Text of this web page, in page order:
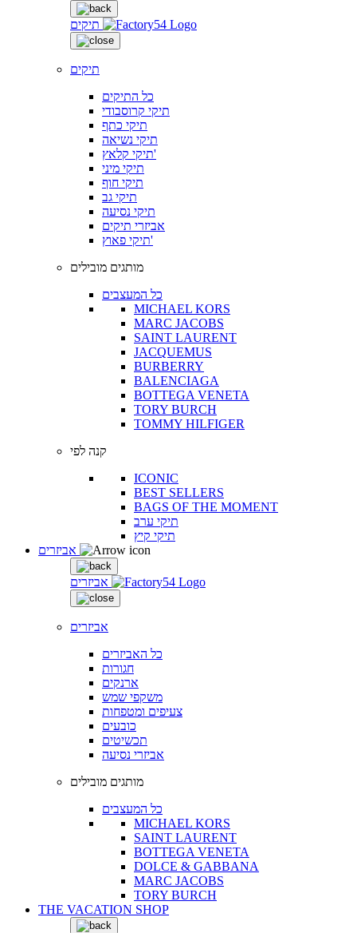
תיקים
תיקים
כל התיקים
תיקי קרוסבודי
תיקי כתף
תיקי נשיאה
תיקי קלאץ'
תיקי מיני
תיקי חוף
תיקי גב
תיקי נסיעה
אביזרי תיקים
תיקי פאוץ'
מותגים מובילים
כל המעצבים
MICHAEL KORS
MARC JACOBS
SAINT LAURENT
JACQUEMUS
BURBERRY
BALENCIAGA
BOTTEGA VENETA
TORY BURCH
TOMMY HILFIGER
קנה לפי
ICONIC
BEST SELLERS
BAGS OF THE MOMENT
תיקי ערב
תיקי קיץ
אביזרים
אביזרים
כל האביזרים
חגורות
ארנקים
משקפי שמש
צעיפים ומטפחות
כובעים
תכשיטים
אביזרי נסיעה
מותגים מובילים
כל המעצבים
MICHAEL KORS
SAINT LAURENT
BOTTEGA VENETA
DOLCE & GABBANA
MARC JACOBS
TORY BURCH
THE VACATION SHOP